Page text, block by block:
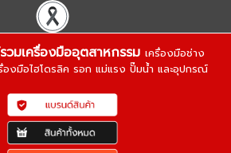
มเครื่องมืออุตสาหกรรม เครื่องมือช่าง
องมือไฮโดรลิค รอก แม่แรง ปั๊มน้ำ และอุปกรณ์